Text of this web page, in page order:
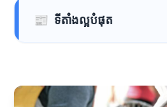
📰 ទីតាំងល្អបំផុត